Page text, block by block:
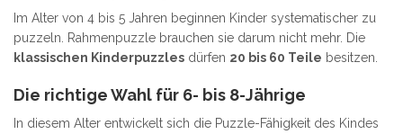
Im Alter von 4 bis 5 Jahren beginnen Kinder systematischer zu
puzzeln. Rahmenpuzzle brauchen sie darum nicht mehr. Die
klassischen Kinderpuzzles dürfen 20 bis 60 Teile besitzen.
Die richtige Wahl für 6- bis 8-Jährige
In diesem Alter entwickelt sich die Puzzle-Fähigkeit des Kindes